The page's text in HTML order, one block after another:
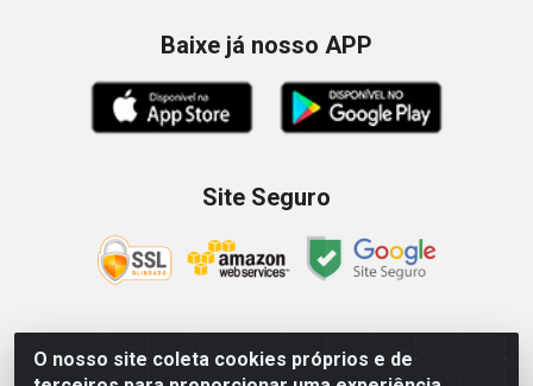
O nosso site coleta cookies próprios e de
Baixe já nosso APP
Site Seguro
Zein Importação e Comércio LTDA - Av. Senador Queiróz, 274